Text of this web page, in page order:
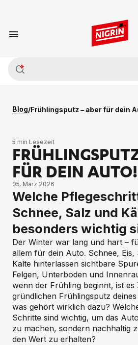
Blog/Frühlingsputz – aber für dein
5 min Lesezeit
FÜR DEIN AUTO!
05. März 2026
Welche
Schnee, Salz und
besonders wichtig
Der Winter war lang und hart –
allem für dein Auto. Schnee, Eis,
Kälte hinterlassen sichtbare
Felgen, Unterboden und
wenn der Frühling beginnt, ist es
gründlichen Frühlingsputz
was gehört wirklich dazu?
Schritte sind wichtig, um das
zu machen, sondern nachhaltig
den Wert zu erhalten?